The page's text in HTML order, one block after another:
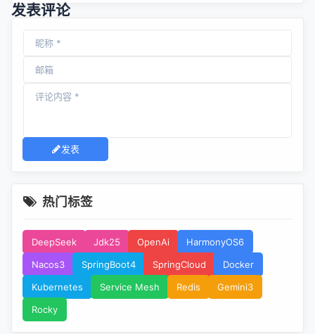
发表评论
发表
热门标签
DeepSeek Jdk25 OpenAi
HarmonyOS6
Nacos3
SpringBoot4 SpringCloud
Docker
Kubernetes
Service Mesh Redis
Gemini3
Rocky